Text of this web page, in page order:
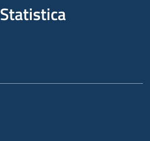
Statistica